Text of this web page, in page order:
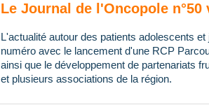
Le Journal de l'Oncopole
L'actualité autour des patients adolescents
numéro avec le lancement d'une RCP
ainsi que le développement de partenariats
et plusieurs associations de la région.